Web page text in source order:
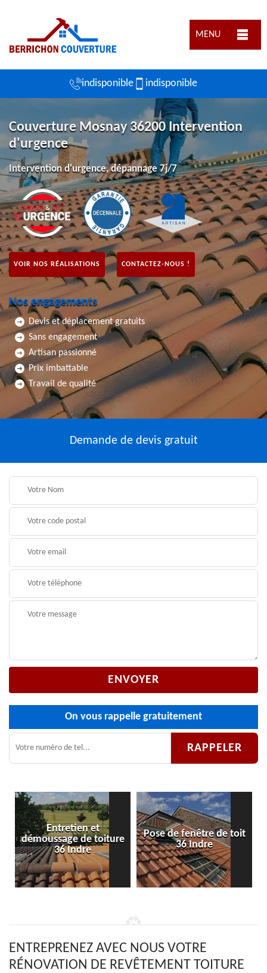
MENU
indisponible indisponible
Couverture Mosnay 36200 Intervention
d'urgence
Intervention d'urgence, dépannage 7j/7
VOIR NOS RÉALISATIONS CONTACTEZ-NOUS !
Nos engagements
Devis et déplacement gratuits
Sans engagement
Artisan passionné
Prix imbattable
Travail de qualité
Demande de devis gratuit
On vous rappelle gratuitement
Entretien et
démoussage de toiture
36 Indre
Pose de fenêtre de toit
36 Indre
ENTREPRENEZ AVEC NOUS VOTRE
RÉNOVATION DE REVÊTEMENT TOITURE